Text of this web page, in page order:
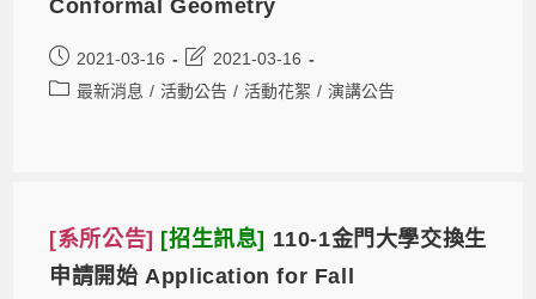
Conformal Geometry
2021-03-16
2021-03-16
最新消息 / 活動公告 / 活動花絮 / 演講公告
[系所公告] [招生訊息] 110-1金門大學交換生
申請開始 Application for Fall